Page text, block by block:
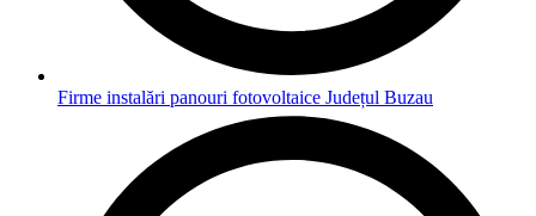
Firme instalări panouri fotovoltaice Județul Buzau